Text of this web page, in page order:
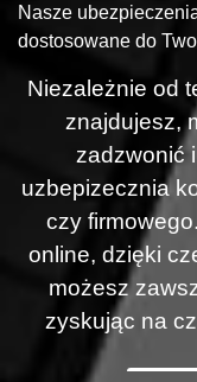
Nasze
dostosowane do
Niezależnie od
znajdujesz,
zadzwonić
uzbepizecznia
czy
online, dzięki
możesz
zyskując na